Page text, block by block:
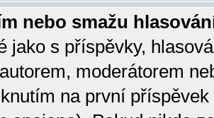
nebo smažu
jako s příspěvky,
moderátorem
na první